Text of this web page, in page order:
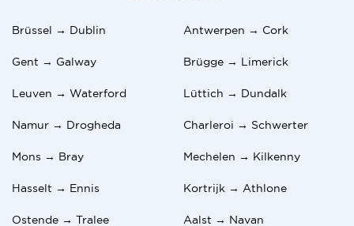
Brüssel → Dublin Antwerpen → Cork
Gent → Galway Brügge → Limerick
Leuven → Waterford Lüttich → Dundalk
Namur → Drogheda Charleroi → Schwerter
Mons → Bray Mechelen → Kilkenny
Hasselt → Ennis Kortrijk → Athlone
Ostende → Tralee Aalst → Navan